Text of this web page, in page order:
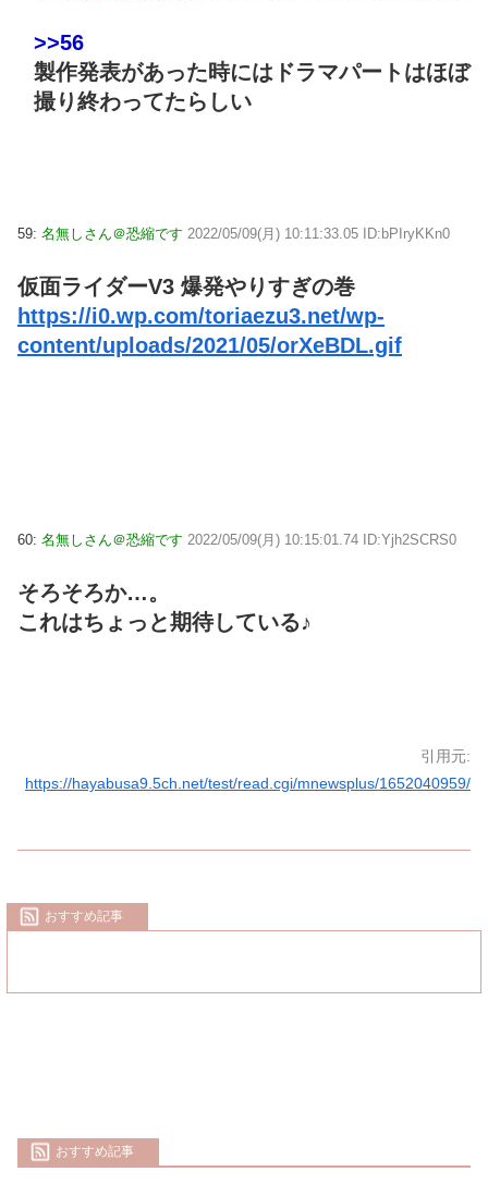
>>56
製作発表があった時にはドラマパートはほぼ
撮り終わってたらしい
59: 名無しさん＠恐縮です 2022/05/09(月) 10:11:33.05 ID:bPIryKKn0
仮面ライダーV3 爆発やりすぎの巻
https://i0.wp.com/toriaezu3.net/wp-
content/uploads/2021/05/orXeBDL.gif
60: 名無しさん＠恐縮です 2022/05/09(月) 10:15:01.74 ID:Yjh2SCRS0
そろそろか…。
これはちょっと期待している♪
引用元:
https://hayabusa9.5ch.net/test/read.cgi/mnewsplus/1652040959/
おすすめ記事
おすすめ記事